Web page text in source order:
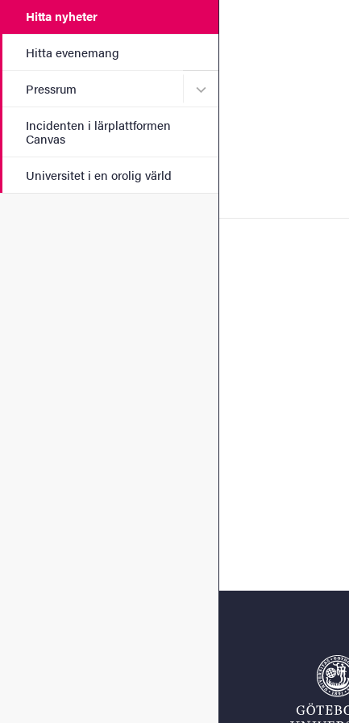
Hitta nyheter
Hitta evenemang
Pressrum Undermeny för Pressrum
Incidenten i lärplattformen
Canvas
Universitet i en orolig värld